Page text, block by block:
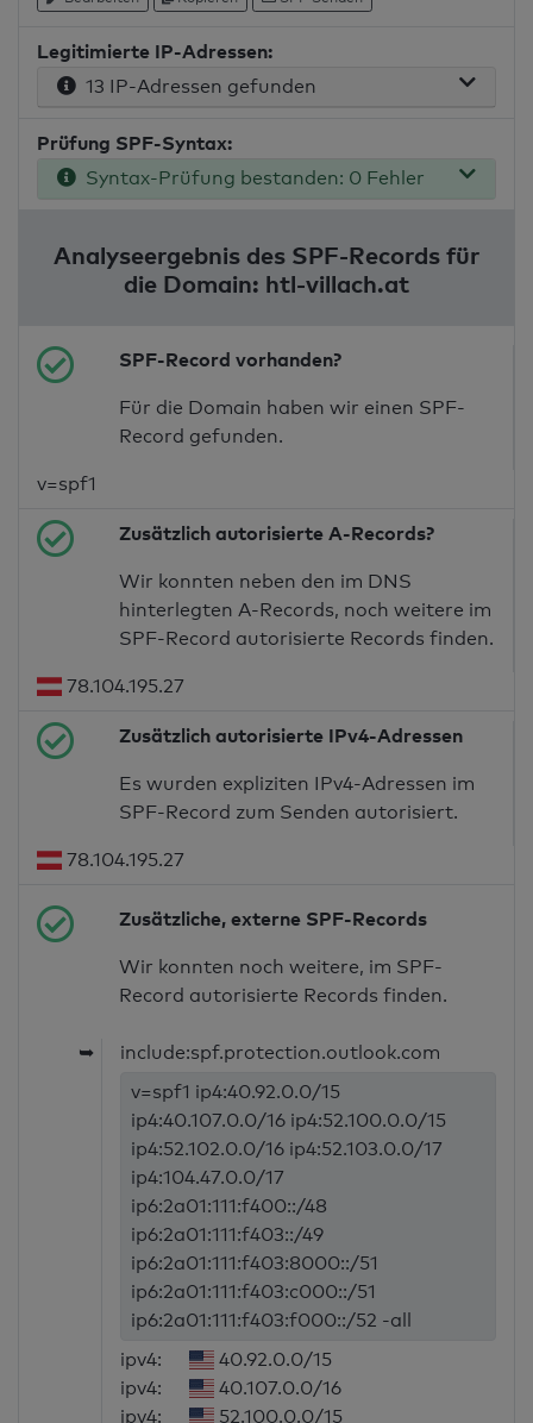
Legitimierte IP-Adressen:
13 IP-Adressen gefunden
Prüfung SPF-Syntax:
Syntax-Prüfung bestanden: 0 Fehler
Analyseergebnis des SPF-Records für
die Domain: htl-villach.at
SPF-Record vorhanden?
Für die Domain haben wir einen SPF-
Record gefunden.
v=spf1
Zusätzlich autorisierte A-Records?
Wir konnten neben den im DNS
hinterlegten A-Records, noch weitere im
SPF-Record autorisierte Records finden.
78.104.195.27
Zusätzlich autorisierte IPv4-Adressen
Es wurden expliziten IPv4-Adressen im
SPF-Record zum Senden autorisiert.
78.104.195.27
Zusätzliche, externe SPF-Records
Wir konnten noch weitere, im SPF-
Record autorisierte Records finden.
➥
include:spf.protection.outlook.com
v=spf1 ip4:40.92.0.0/15
ip4:40.107.0.0/16 ip4:52.100.0.0/15
ip4:52.102.0.0/16 ip4:52.103.0.0/17
ip4:104.47.0.0/17
ip6:2a01:111:f400::/48
ip6:2a01:111:f403::/49
ip6:2a01:111:f403:8000::/51
ip6:2a01:111:f403:c000::/51
ip6:2a01:111:f403:f000::/52 -all
ipv4:
40.92.0.0/15
ipv4:
40.107.0.0/16
ipv4:
52.100.0.0/15